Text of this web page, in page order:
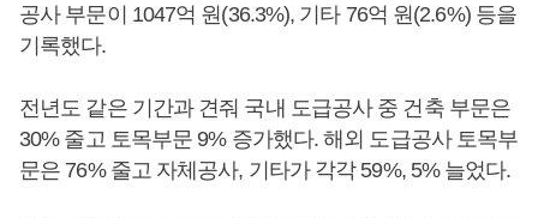
공사 부문이 1047억 원(36.3%), 기타 76억 원(2.6%) 등을
기록했다.
전년도 같은 기간과 견줘 국내 도급공사 중 건축 부문은
30% 줄고 토목부문 9% 증가했다. 해외 도급공사 토목부
문은 76% 줄고 자체공사, 기타가 각각 59%, 5% 늘었다.